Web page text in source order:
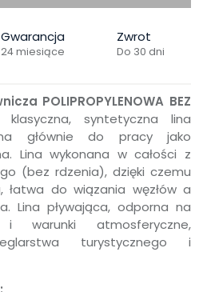
Gwarancja
24 miesiące
Zwrot
Do 30 dni
POLIPROPYLENOWA BEZ
syntetyczna lina
głównie do pracy jako
Lina wykonana w całości z
(bez rdzenia), dzięki czemu
do wiązania węzłów a
Lina pływająca, odporna na
i warunki atmosferyczne,
turystycznego i